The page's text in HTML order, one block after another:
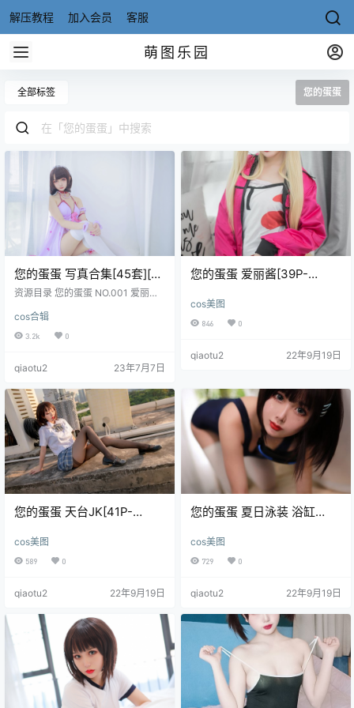
解压教程 加入会员 客服
萌图乐园
全部标签 您的蛋蛋
您的蛋蛋 写真合集[45套][持
续更新]
资源目录 您的蛋蛋 NO.001 爱丽酱
叉体操服[42P-309MB] 您的蛋蛋 N
O.003 黑丝死库水[22P5V-75MB]
B] .
cos合辑
3.2k 0
qiaotu2 23年7月7日
您的蛋蛋 爱丽酱[39P-
cos美图
846 0
qiaotu2 22年9月19日
您的蛋蛋 天台JK[41P-
cos美图
589 0
qiaotu2 22年9月19日
您的蛋蛋 夏日泳装 浴缸
cos美图
729 0
qiaotu2 22年9月19日